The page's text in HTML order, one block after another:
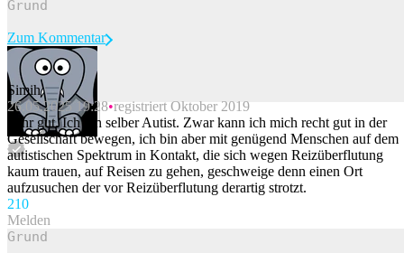
Beitrag melden
Zum Kommentar
Simih
26.05.2025 19:28 registriert Oktober 2019
Sehr gut. Ich bin selber Autist. Zwar kann ich mich recht gut in der
Gesellschaft bewegen, ich bin aber mit genügend Menschen auf dem
autistischen Spektrum in Kontakt, die sich wegen Reizüberflutung
kaum trauen, auf Reisen zu gehen, geschweige denn einen Ort
aufzusuchen der vor Reizüberflutung derartig strotzt.
210
Melden